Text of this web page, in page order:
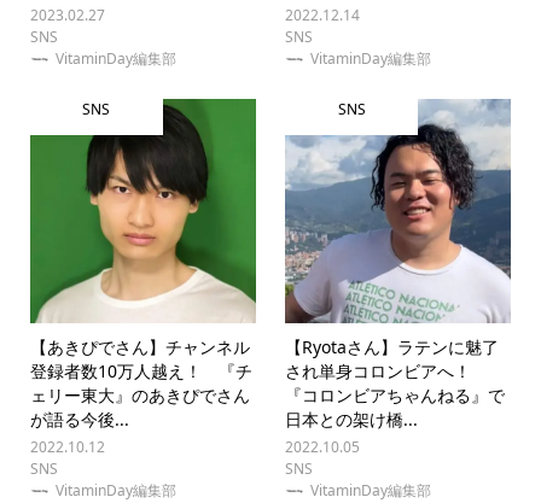
2023.02.27
SNS
VitaminDay編集部
2022.12.14
SNS
VitaminDay編集部
SNS
【あきぴでさん】チャンネル
登録者数10万人越え！ 『チ
ェリー東大』のあきぴでさん
が語る今後...
2022.10.12
SNS
VitaminDay編集部
SNS
【Ryotaさん】ラテンに魅了
され単身コロンビアへ！
『コロンビアちゃんねる』で
日本との架け橋...
2022.10.05
SNS
VitaminDay編集部